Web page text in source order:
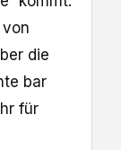
die
bar
für